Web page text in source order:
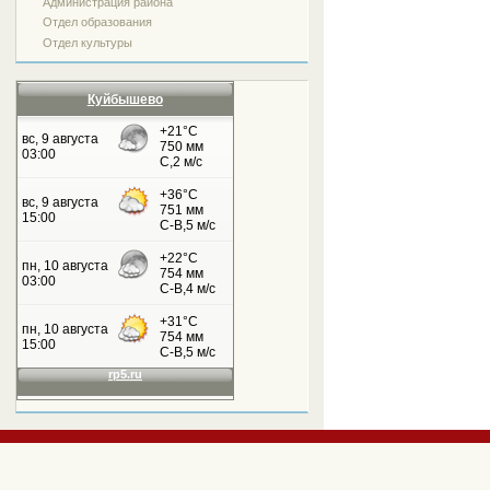
Отдел образования
Отдел культуры
Куйбышево